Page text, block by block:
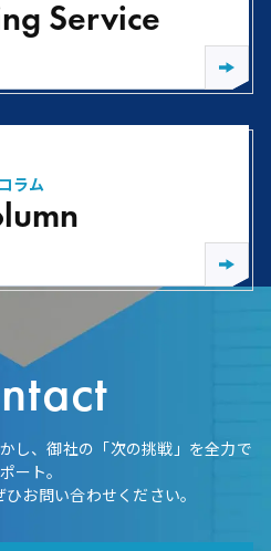
Service
コラム
し、御社の「次の挑戦」を全力で
ート。
お問い合わせください。